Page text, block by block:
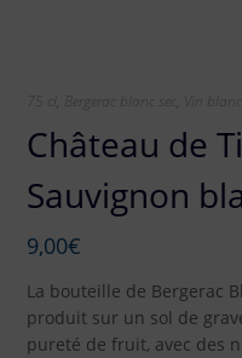
Bergerac blanc sec Vin blanc
Château de
Sauvignon
9,00€
La bouteille de Bergerac
produit sur un sol de
pureté de fruit, avec des